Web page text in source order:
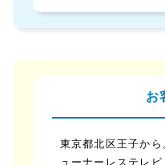
お
東京都北区王子か
ューナーレステレ